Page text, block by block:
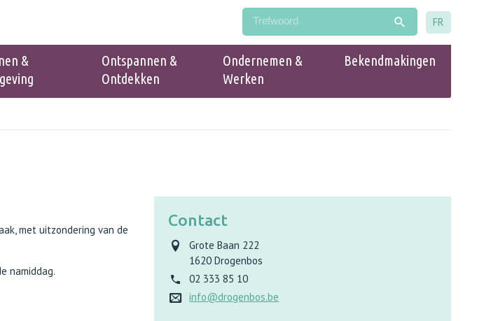
FR
&
Ontspannen &
Ontdekken
Ondernemen &
Werken
Bekendmakingen
met uitzondering van de
namiddag.
Contact
Grote Baan 222
1620Drogenbos
02 333 85 10
info@drogenbos.be